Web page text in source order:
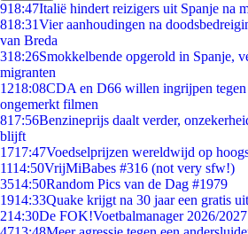
918:47Italië hindert reizigers uit Spanje na
818:31Vier aanhoudingen na
van Breda
318:26Smokkelbende opgerold in Spanje,
migranten
1218:08CDA en D66 willen ingrijpen
ongemerkt filmen
817:56Benzineprijs daalt verder,
blijft
1717:47Voedselprijzen wereldwijd op
1114:50VrijMiBabes #316 (not very sfw!)
3514:50Random Pics van de Dag #1979
1914:33Quake krijgt na 30 jaar een gratis
214:30De FOK!Voetbalmanager 2026/